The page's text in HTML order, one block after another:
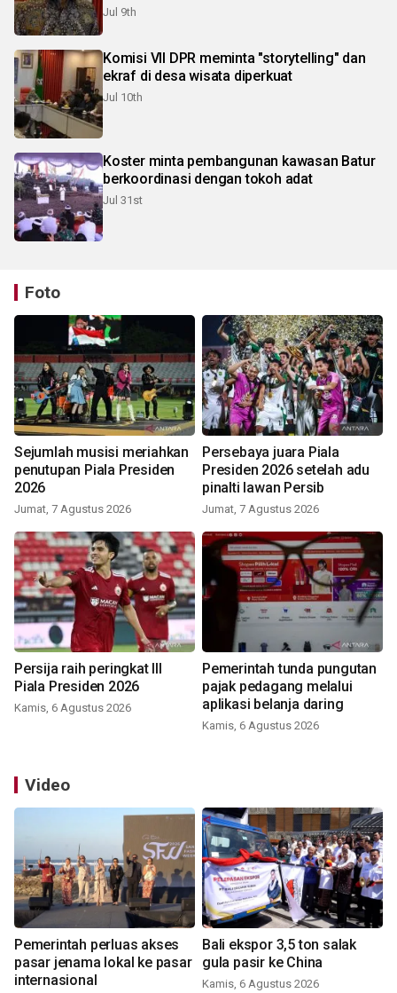
Jul 9th
Komisi VII DPR meminta "storytelling" dan
ekraf di desa wisata diperkuat
Jul 10th
Koster minta pembangunan kawasan Batur
berkoordinasi dengan tokoh adat
Jul 31st
Foto
Sejumlah musisi meriahkan
penutupan Piala Presiden
2026
Jumat, 7 Agustus 2026
Persebaya juara Piala
Presiden 2026 setelah adu
pinalti lawan Persib
Jumat, 7 Agustus 2026
Persija raih peringkat III
Piala Presiden 2026
Kamis, 6 Agustus 2026
Pemerintah tunda pungutan
pajak pedagang melalui
aplikasi belanja daring
Kamis, 6 Agustus 2026
Video
Pemerintah perluas akses
pasar jenama lokal ke pasar
internasional
Bali ekspor 3,5 ton salak
gula pasir ke China
Kamis, 6 Agustus 2026